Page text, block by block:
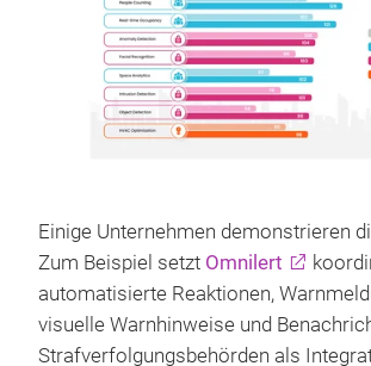
Einige Unternehmen demonstrieren
Zum Beispiel setzt Omnilert
automatisierte Reaktionen,
visuelle Warnhinweise und
Strafverfolgungsbehörden als